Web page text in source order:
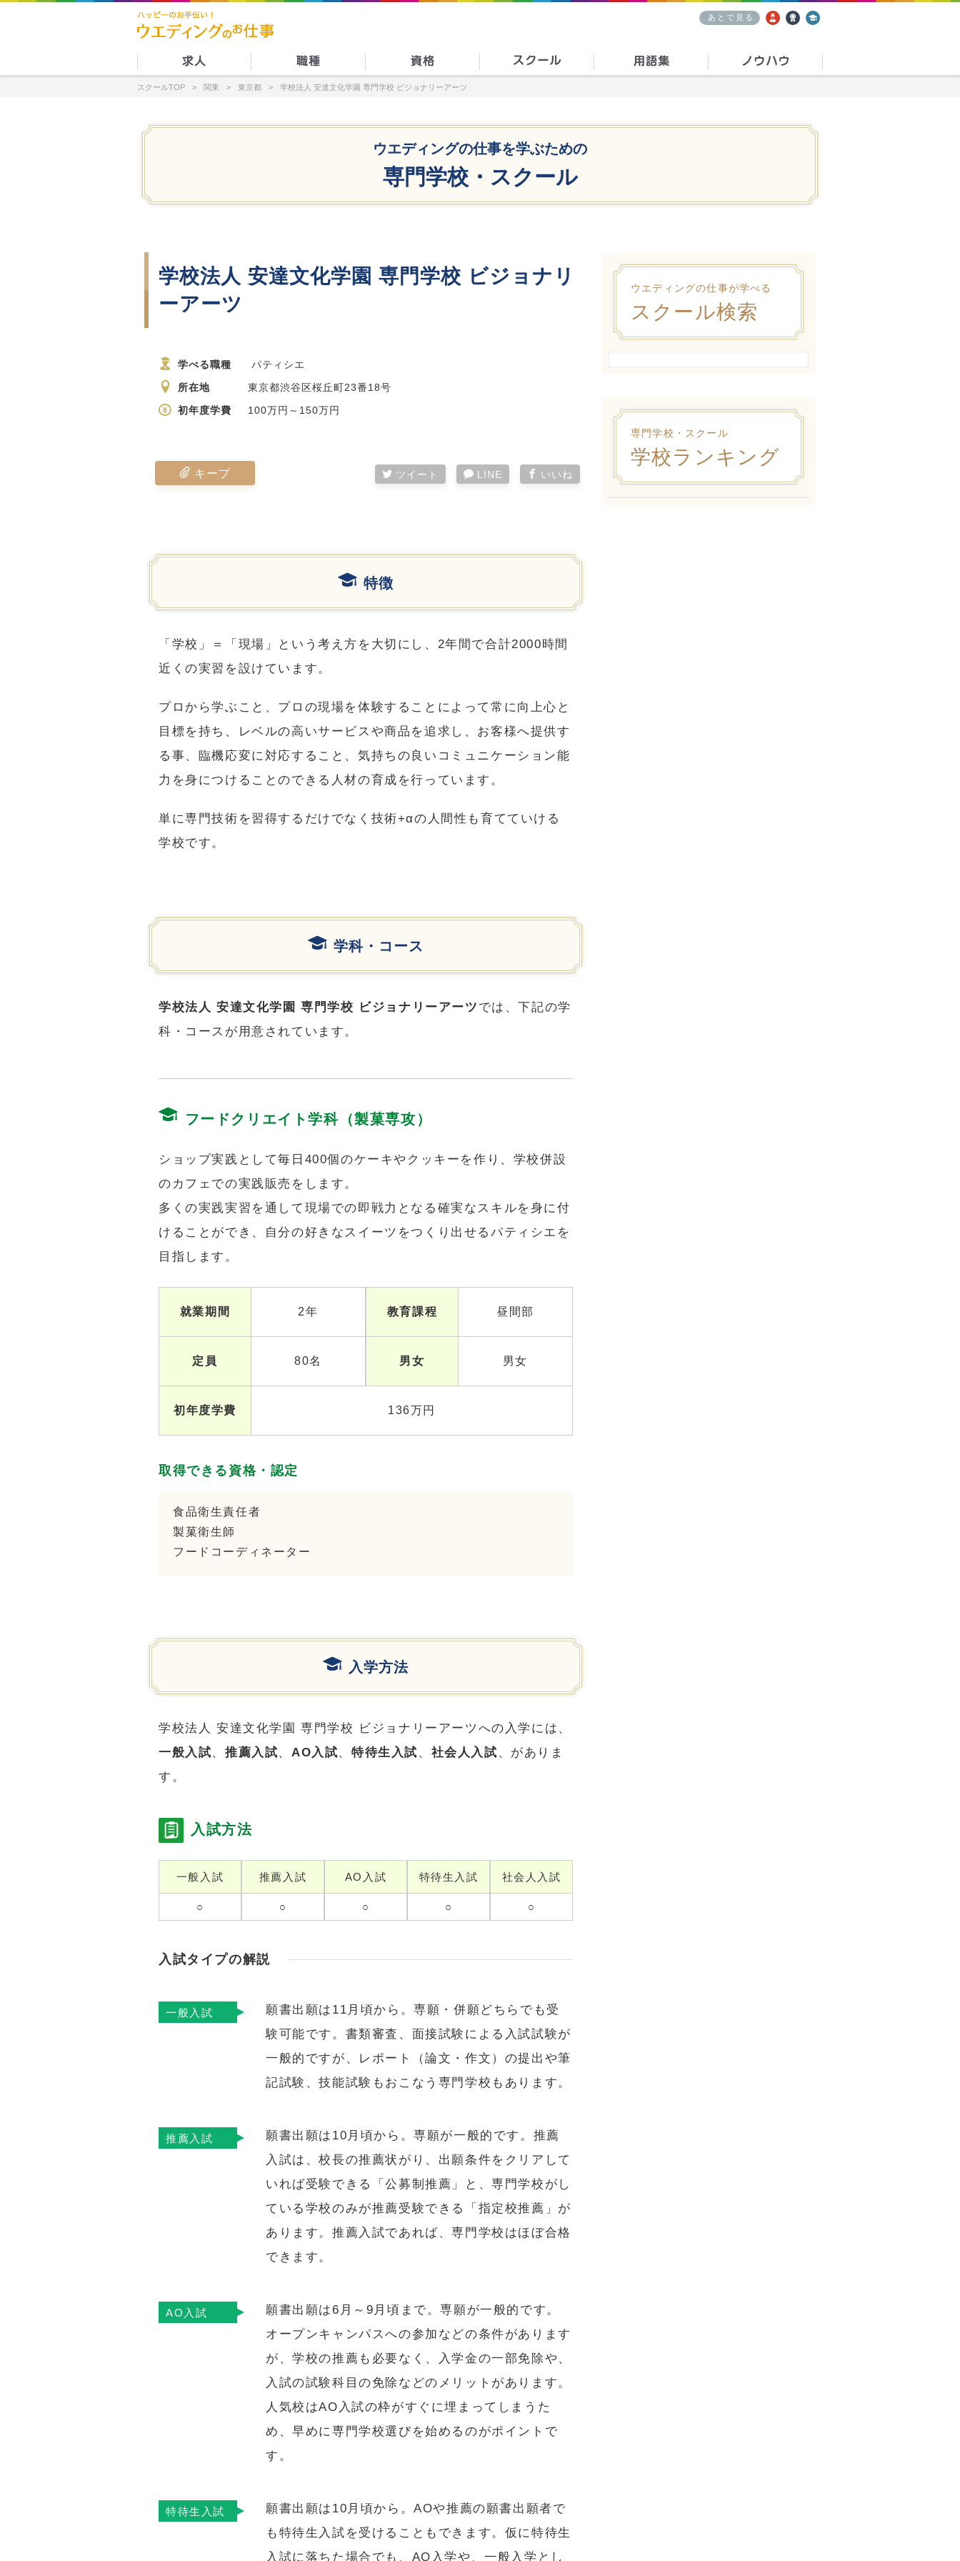
あとで見る 求人 資格
スクールTOP 関東 東京都 学校法人 安達文化学園 専門学校 ビジョナリーアーツ
ウエディングの仕事を学ぶための
専門学校・スクール
学校法人 安達文化学園 専門学校 ビジョナリ
ーアーツ
学べる職種
パティシエ
所在地
東京都渋谷区桜丘町23番18号
初年度学費
100万円～150万円
キープ ツイート LINE いいね
特徴
「学校」＝「現場」という考え方を大切にし、2年間で合計2000時間
近くの実習を設けています。
プロから学ぶこと、プロの現場を体験することによって常に向上心と
目標を持ち、レベルの高いサービスや商品を追求し、お客様へ提供す
る事、臨機応変に対応すること、気持ちの良いコミュニケーション能
力を身につけることのできる人材の育成を行っています。
単に専門技術を習得するだけでなく技術+αの人間性も育てていける
学校です。
学科・コース
学校法人 安達文化学園 専門学校 ビジョナリーアーツ では、下記の学
科・コースが用意されています。
フードクリエイト学科（製菓専攻）
ショップ実践として毎日400個のケーキやクッキーを作り、学校併設
のカフェでの実践販売をします。
多くの実践実習を通して現場での即戦力となる確実なスキルを身に付
けることができ、自分の好きなスイーツをつくり出せるパティシエを
目指します。
就業期間 2年 教育課程 昼間部
定員 80名 男女 男女
初年度学費 136万円
取得できる資格・認定
食品衛生責任者
製菓衛生師
フードコーディネーター
入学方法
学校法人 安達文化学園 専門学校 ビジョナリーアーツへの入学には、
一般入試、推薦入試、AO入試、特待生入試 、 社会人入試 、がありま
す。
入試方法
一般入試 推薦入試 AO入試 特待生入試 社会人入試
○ ○ ○ ○ ○
入試タイプの解説
一般入試
願書出願は11月頃から。専願・併願どちらでも受
験可能です。書類審査、面接試験による入試試験が
一般的ですが、レポート（論文・作文）の提出や筆
記試験、技能試験もおこなう専門学校もあります。
推薦入試
願書出願は10月頃から。専願が一般的です。推薦
入試は、校長の推薦状がり、出願条件をクリアして
いれば受験できる「公募制推薦」と、専門学校がし
ている学校のみが推薦受験できる「指定校推薦」が
あります。推薦入試であれば、専門学校はほぼ合格
できます。
AO入試
願書出願は6月～9月頃まで。専願が一般的です。
オープンキャンパスへの参加などの条件があります
が、学校の推薦も必要なく、入学金の一部免除や、
入試の試験科目の免除などのメリットがあります。
人気校はAO入試の枠がすぐに埋まってしまうた
め、早めに専門学校選びを始めるのがポイントで
す。
特待生入試
願書出願は10月頃から。AOや推薦の願書出願者で
も特待生入試を受けることもできます。仮に特待生
入試に落ちた場合でも、AO入学や、一般入学とし
ウエディングの仕事が学べる
スクール検索
専門学校・スクール
学校ランキング